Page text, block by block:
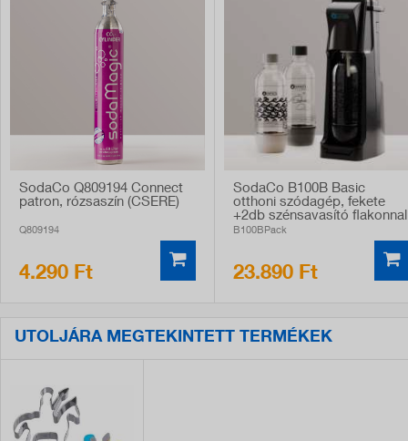
SodaCo Q809194 Connect
patron, rózsaszín (CSERE)
Q809194
4.290 Ft
SodaCo B100B Basic
otthoni szódagép, fekete
+2db szénsavasító flakonnal
B100BPack
23.890 Ft
UTOLJÁRA MEGTEKINTETT TERMÉKEK